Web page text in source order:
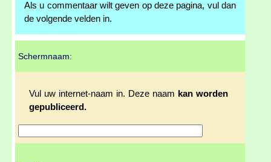
Als u commentaar wilt geven op deze pagina, vul dan
de volgende velden in.
Schermnaam:
Vul uw internet-naam in. Deze naam kan worden
gepubliceerd.